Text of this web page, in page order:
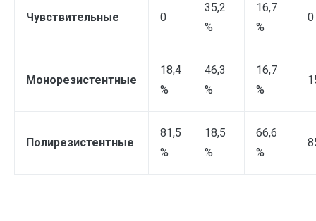
Чувствительные 0
35,2
%
16,7
%
0
Монорезистентные
18,4
%
46,3
%
16,7
%
Полирезистентные
81,5
%
18,5
%
66,6
%